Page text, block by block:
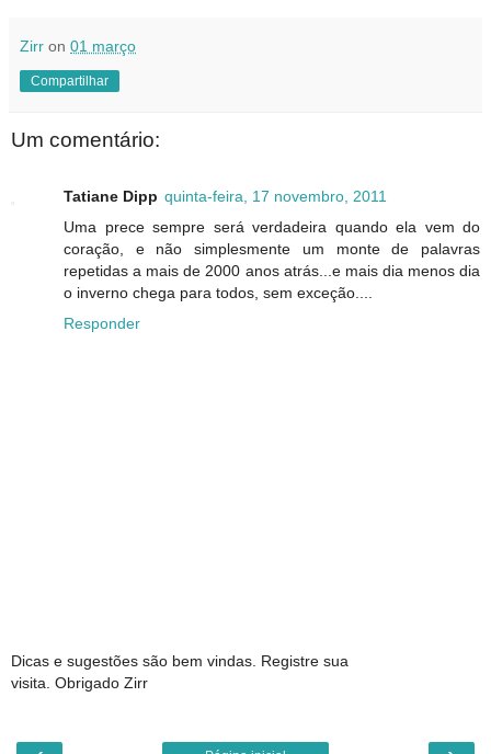
Zirr on 01 março
Compartilhar
Um comentário:
Tatiane Dipp quinta-feira, 17 novembro, 2011
Uma prece sempre será verdadeira quando ela vem do
coração, e não simplesmente um monte de palavras
repetidas a mais de 2000 anos atrás...e mais dia menos dia
o inverno chega para todos, sem exceção....
Responder
Dicas e sugestões são bem vindas. Registre sua
visita. Obrigado Zirr